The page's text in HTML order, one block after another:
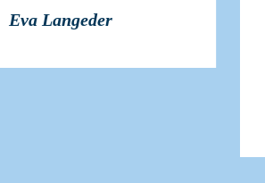
Eva Langeder